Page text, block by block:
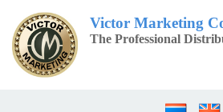
Victor Marketing
The Professional